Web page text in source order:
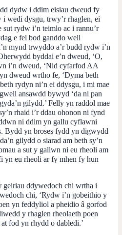
dydw i ddim eisiau dweud fy
wedi dysgu, trwy’r rhaglen, ei
rydw i’n teimlo ac i rannu’r
e fel bod ganddo well
mynd trwyddo a’r budd rydw i’n
byddai e’n dweud, ‘O,
i’n dweud, ‘Nid cyfarfod AA
dweud wrtho fe, ‘Dyma beth
rydyn ni’n ei ddysgu, i mi mae
ansawdd bywyd ‘da ni pan
gilydd.’ Felly yn raddol mae
rhaid i’r ddau ohonon ni fynd
ni ddim yn gallu cyflawni
Bydd yn broses fydd yn digwydd
gilydd o siarad am beth sy’n
a sut y gallwn ni eu rheoli am
yn eu rheoli ar fy mhen fy hun
geiriau ddywedoch chi wrtha i
chi, ‘Rydw i’n gobeithio y
yn feddyliol a pheidio â gorfod
y rhaglen rheolaeth poen
fod yn rhydd o dabledi.’